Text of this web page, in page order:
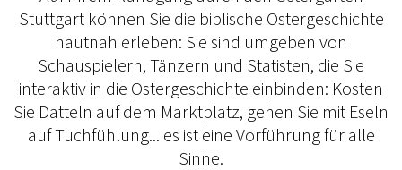
Stuttgart können Sie die biblische Ostergeschichte
hautnah erleben: Sie sind umgeben von
Schauspielern, Tänzern und Statisten, die Sie
interaktiv in die Ostergeschichte einbinden: Kosten
Sie Datteln auf dem Marktplatz, gehen Sie mit Eseln
auf Tuchfühlung... es ist eine Vorführung für alle
Sinne.